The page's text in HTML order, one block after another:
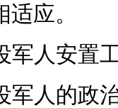
应。
军人安置
军人的政